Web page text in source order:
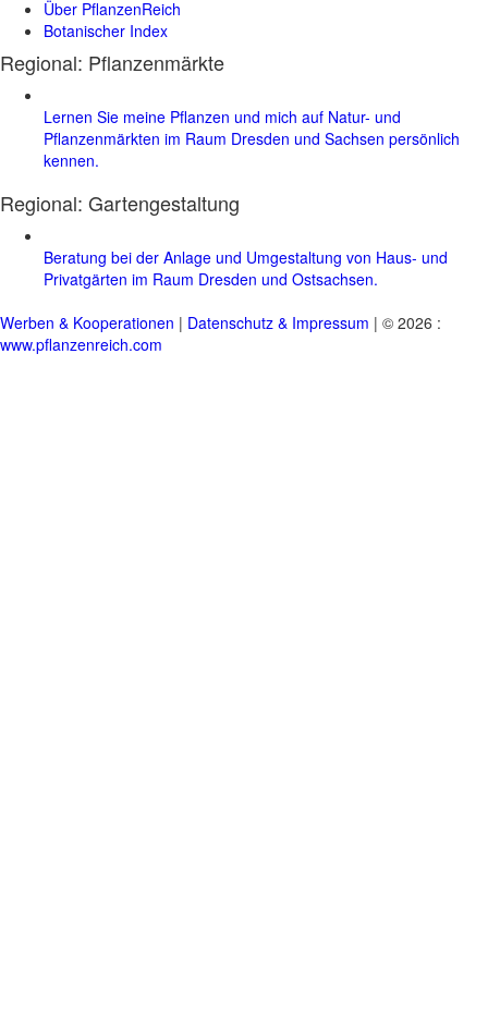
Über PflanzenReich
Botanischer Index
Regional: Pflanzenmärkte
Lernen Sie meine Pflanzen und mich auf Natur- und
Pflanzenmärkten im Raum Dresden und Sachsen persönlich
kennen.
Regional: Gartengestaltung
Beratung bei der Anlage und Umgestaltung von Haus- und
Privatgärten im Raum Dresden und Ostsachsen.
Werben & Kooperationen | Datenschutz & Impressum | © 2026 :
www.pflanzenreich.com